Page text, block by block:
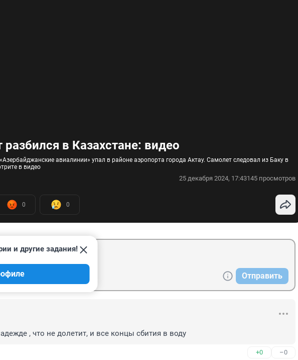
в Казахстане: видео
авиалинии» упал в районе аэропорта города Актау. Самолет следовал из Баку в
в видео
25 декабря 2024, 17:43145 просмотров
0 0
Отправить
и другие задания!
, что не долетит, и все концы сбития в воду
+0 –0